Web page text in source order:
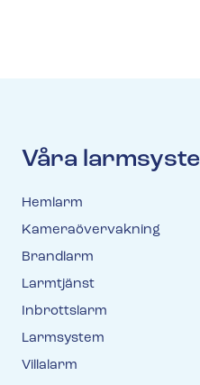
Våra
Hemlarm
Kameraövervakning
Brandlarm
Larmtjänst
Inbrottslarm
Larmsystem
Villalarm